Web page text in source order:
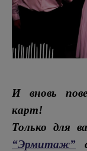
И вновь
карт!
Только для
“Эрмитаж”